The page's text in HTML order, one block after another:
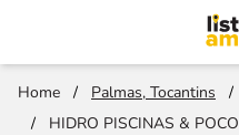
Home / Palmas, Tocantins /
/
HIDRO PISCINAS &